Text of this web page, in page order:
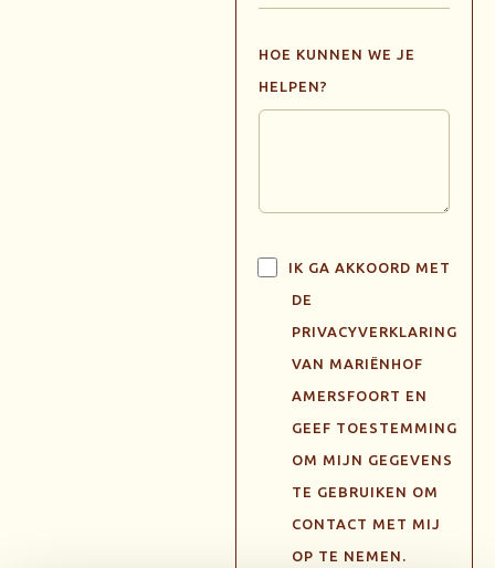
HOE KUNNEN WE JE
HELPEN?
IK GA AKKOORD MET
DE
PRIVACYVERKLARING
VAN MARIËNHOF
AMERSFOORT EN
GEEF TOESTEMMING
OM MIJN GEGEVENS
TE GEBRUIKEN OM
CONTACT MET MIJ
OP TE NEMEN.